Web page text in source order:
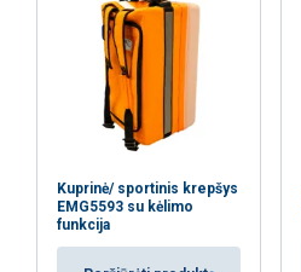
Kuprinė/ sportinis krepšys
EMG5593 su kėlimo
funkcija